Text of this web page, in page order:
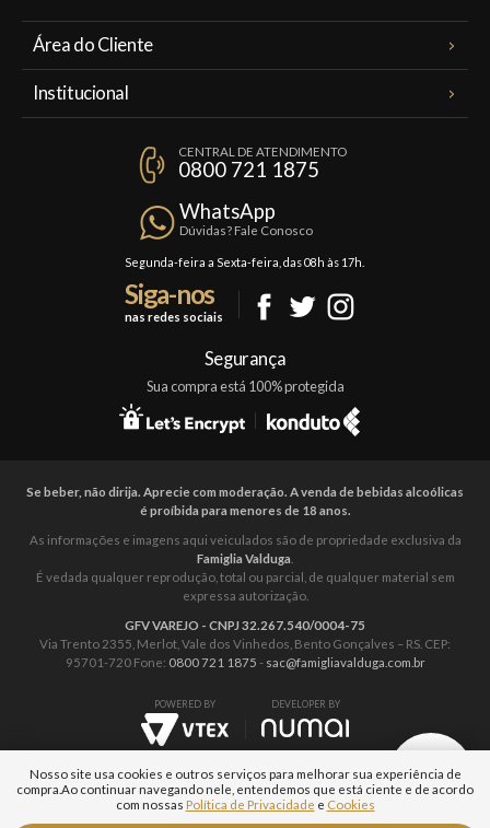
Área do Cliente
Institucional
Política de Privacidade
Trocas e Devoluções
Formas de Pagamento
CENTRAL DE ATENDIMENTO
0800 721 1875
WhatsApp
Dúvidas? Fale Conosco
Segunda-feira a Sexta-feira, das 08h às 17h.
Siga-nos
nas redes sociais
Segurança
Sua compra está 100% protegida
Se beber, não dirija. Aprecie com moderação. A venda de bebidas alcoólicas
é proíbida para menores de 18 anos.
As informações e imagens aqui veiculados são de propriedade exclusiva da
Famiglia Valduga
É vedada qualquer reprodução, total ou parcial, de qualquer material sem
expressa autorização.
GFV VAREJO - CNPJ 32.267.540/0004-75
Via Trento 2355, Merlot, Vale dos Vinhedos, Bento Gonçalves – RS. CEP:
95701-720 Fone: 0800 721 1875 - sac@famigliavalduga.com.br
POWERED BY DEVELOPER BY
Nosso site usa cookies e outros serviços para melhorar sua experiência de
compra. Ao continuar navegando nele, entendemos que está ciente e de acordo
com nossas Política de Privacidade e Cookies